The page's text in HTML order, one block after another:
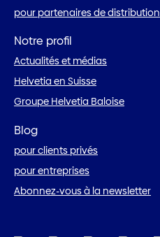
pour partenaires de distribution
Notre profil
Actualités et médias
Helvetia en Suisse
Groupe Helvetia Baloise
Blog
pour clients privés
pour entreprises
Abonnez-vous à la newsletter